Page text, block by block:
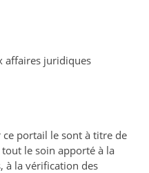
affaires juridiques
portail le sont à titre de
le soin apporté à la
à la vérification des